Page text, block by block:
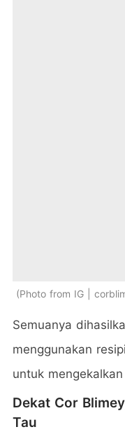
Photo from IG |
Semuanya
menggunakan
untuk
Dekat Cor
Tau